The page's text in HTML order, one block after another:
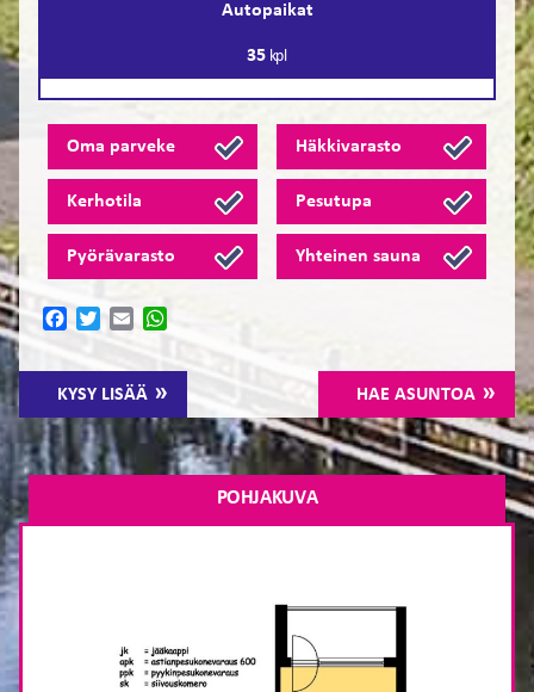
Autopaikat
35kpl
Oma parveke Häkkivarasto
Kerhotila Pesutupa
Pyörävarasto Yhteinen sauna
KYSY LISÄÄ HAE ASUNTOA
FacebookTwitterEmail
POHJAKUVA